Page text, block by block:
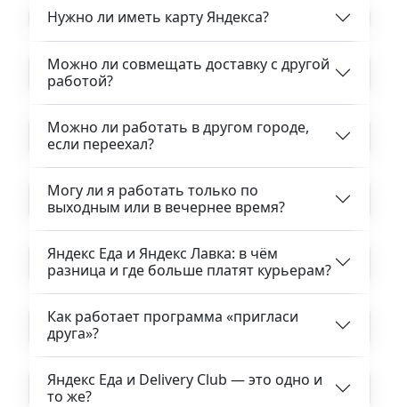
Нужно ли иметь карту Яндекса?
Можно ли совмещать доставку с другой
работой?
Можно ли работать в другом городе,
если переехал?
Могу ли я работать только по
выходным или в вечернее время?
Яндекс Еда и Яндекс Лавка: в чём
разница и где больше платят курьерам?
Как работает программа «пригласи
друга»?
Яндекс Еда и Delivery Club — это одно и
то же?